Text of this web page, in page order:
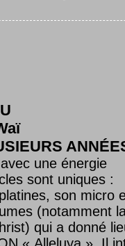
une énergie
sont uniques :
son micro
(notamment
qui a donné